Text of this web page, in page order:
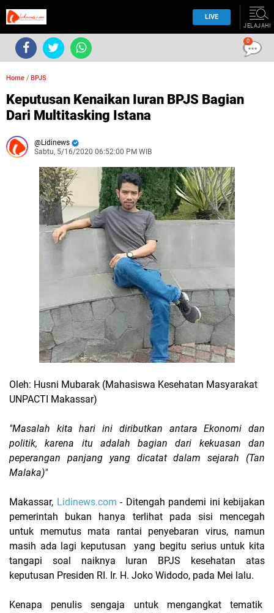
LIVE
JELAJAHI
Home / BPJS
Keputusan Kenaikan Iuran BPJS Bagian
Dari Multitasking Istana
Lidinews
Sabtu, 5/16/2020 06:52:00 PM WIB
Oleh: Husni Mubarak (Mahasiswa Kesehatan Masyarakat
UNPACTI Makassar)
"Masalah kita hari ini diributkan antara Ekonomi dan
politik, karena itu adalah bagian dari kekuasan dan
peperangan panjang yang dicatat dalam sejarah (Tan
Malaka)"
Makassar, Lidinews.com - Ditengah pandemi ini kebijakan
pemerintah bukan hanya terlihat pada sisi mencegah
untuk memutus mata rantai penyebaran virus, namun
masih ada lagi keputusan yang begitu serius untuk kita
tangapi soal naiknya Iuran BPJS kesehatan atas
keputusan Presiden RI. Ir. H. Joko Widodo, pada Mei lalu.
Kenapa penulis sengaja untuk mengangkat tematik
0